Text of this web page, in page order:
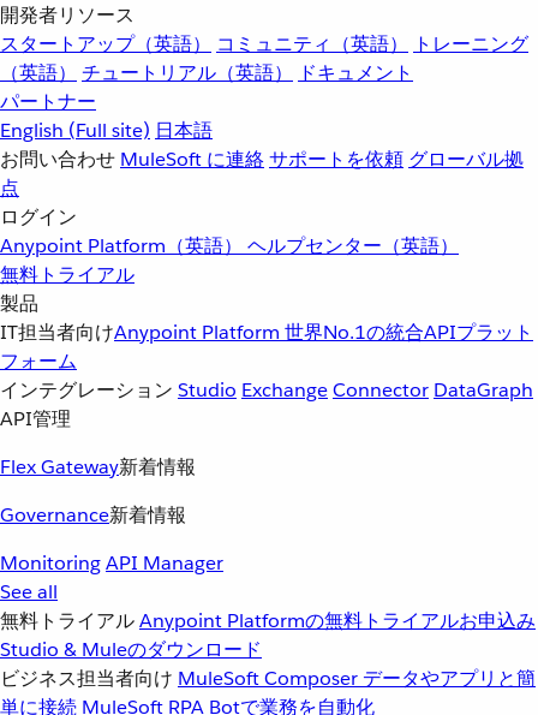
開発者リソース
スタートアップ（英語）
コミュニティ（英語）
トレーニング
（英語）
チュートリアル（英語）
ドキュメント
パートナー
English (Full site) 日本語
お問い合わせ MuleSoft に連絡サポートを依頼 グローバル拠
点
ログイン
Anypoint Platform（英語） ヘルプセンター（英語）
無料トライアル
製品
IT担当者向けAnypoint Platform 世界No.1の統合APIプラット
フォーム
インテグレーション Studio ExchangeConnector DataGraph
API管理
Flex Gateway新着情報
Governance新着情報
MonitoringAPI Manager
See all
無料トライアルAnypoint Platformの無料トライアルお申込み
Studio & Muleのダウンロード
ビジネス担当者向け MuleSoft Composer データやアプリと簡
単に接続 MuleSoft RPA Botで業務を自動化